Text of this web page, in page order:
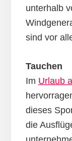
unterhalb
sind vor
Tauchen
Im Urlaub
dieses
die